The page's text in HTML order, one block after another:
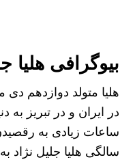
بیوگرافی هلیا
در ایران و در تبریز به
سالگی هلیا جلیل نژاد